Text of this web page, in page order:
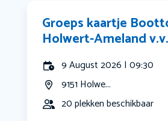
Groeps kaartje
Holwert-Ameland v.v.
9 August 2026 | 09:30
9151 Holwe...
20 plekken beschikbaar